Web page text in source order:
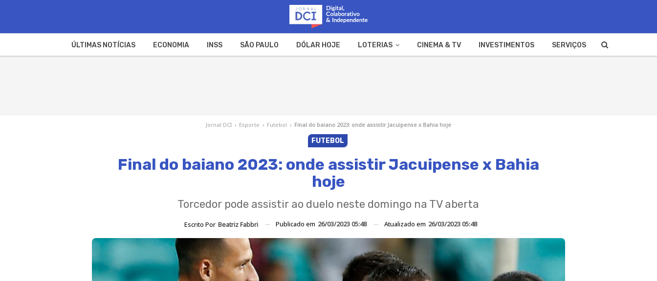
ÚLTIMAS NOTÍCIAS ECONOMIA INSS SÃO PAULO DÓLAR HOJE LOTERIAS CINEMA & TV INVESTIMENTOS SERVIÇOS
Jornal DCI › Esporte › Futebol › Final do baiano 2023: onde assistir Jacuipense x Bahia hoje
FUTEBOL
Final do baiano 2023: onde assistir Jacuipense x Bahia
hoje
Torcedor pode assistir ao duelo neste domingo na TV aberta
Escrito Por Beatriz Fabbri Publicado em 26/03/2023 05:48 Atualizado em 26/03/2023 05:48